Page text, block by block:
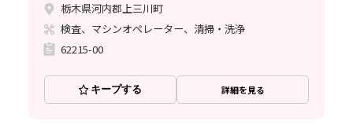
栃木県河内郡上三川町
検査、マシンオペレーター、清掃・洗浄
62215-00
キープする 詳細を見る